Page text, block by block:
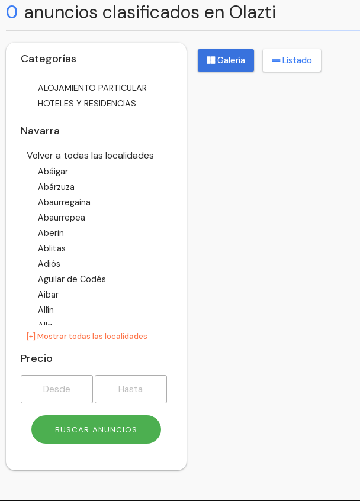
0 anuncios clasificados en Olazti
Categorías
ALOJAMIENTO PARTICULAR
HOTELES Y RESIDENCIAS
Navarra
Volver a todas las localidades
Abáigar
Abárzuza
Abaurregaina
Abaurrepea
Aberin
Ablitas
Adiós
Aguilar de Codés
Aibar
Allín
Allo
Altsasu
Améscoa Baja
Ancín
Andosilla
Ansoáin
Anue
Añorbe
[+] Mostrar todas las localidades
Precio
Galería Listado